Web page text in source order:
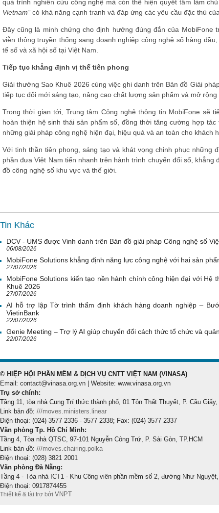
quá trình nghiên cứu công nghệ mà còn thể hiện quyết tâm làm
Vietnam” có khả năng cạnh tranh và đáp ứng các yêu cầu đặc thù
Đây cũng là minh chứng cho định hướng đúng đắn của MobiFone
viễn thông truyền thống sang doanh nghiệp công nghệ số hàng
tế số và xã hội số tại Việt Nam.
Tiếp tục khẳng định vị thế tiên phong
Giải thưởng Sao Khuê 2026 cùng việc ghi danh trên Bản đồ Giải
tiếp tục đổi mới sáng tạo, nâng cao chất lượng sản phẩm và mở
Trong thời gian tới, Trung tâm Công nghệ thông tin MobiFone sẽ
hoàn thiện hệ sinh thái sản phẩm số, đồng thời tăng cường hợp
những giải pháp công nghệ hiện đại, hiệu quả và an toàn cho khách
Với tinh thần tiên phong, sáng tạo và khát vọng chinh phục những
phần đưa Việt Nam tiến nhanh trên hành trình chuyển đổi số,
đồ công nghệ số khu vực và thế giới.
Tin Khác
DCV - UMS được Vinh danh trên Bản đồ giải pháp Công nghệ số
06/08/2026
MobiFone Solutions khẳng định năng lực công nghệ với hai sản
27/07/2026
MobiFone Solutions kiến tạo nền hành chính công hiện đại với Hệ
Khuê 2026
27/07/2026
AI hỗ trợ lập Tờ trình thẩm định khách hàng doanh nghiệp –
VietinBank
22/07/2026
Genie Meeting – Trợ lý AI giúp chuyển đổi cách thức tổ chức và
22/07/2026
© HIỆP HỘI PHẦN MỀM & DỊCH VỤ CNTT VIỆT NAM (VINASA)
Email: contact@vinasa.org.vn | Website: www.vinasa.org.vn
Trụ sở chính:
Tầng 11, tòa nhà Cung Trí thức thành phố, 01 Tôn Thất Thuyết, P. Cầu Giấy,
Link bản đồ: ///moves.ministers.linear
Điện thoại: (024) 3577 2336 - 3577 2338; Fax: (024) 3577 2337
Văn phòng Tp. Hồ Chí Minh:
Tầng 4, Tòa nhà QTSC, 97-101 Nguyễn Công Trứ, P. Sài Gòn, TP.HCM
Link bản đồ: ///moves.chairing.polka
Điện thoại: (028) 3821 2001
Văn phòng Đà Nẵng:
Tầng 4 - Tòa nhà ICT1 - Khu Công viên phần mềm số 2, đường Như
Điện thoại: 0917874455
Thiết kế & tài trợ bởi VNPT